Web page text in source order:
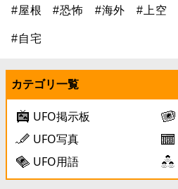
#屋根 #恐怖 #海外 #上空
#自宅
カテゴリ一覧
UFO掲示板
UFO写真
UFO用語